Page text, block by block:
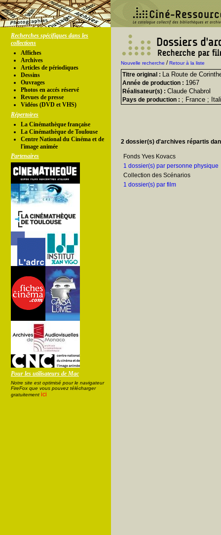
Recherches spécifiques dans les
collections
Affiches
Archives
Articles de périodiques
Dessins
Ouvrages
Photos en accés réservé
Revues de presse
Vidéos (DVD et VHS)
Répertoires
La Cinémathèque française
La Cinémathèque de Toulouse
Centre National du Cinéma et de
l'image animée
Partenaires
Pour les utilisateurs de Mac
Notre site est optimisé pour le navigateur
FireFox que vous pouvez télécharger
gratuitement ici
Nouvelle recherche /Retour à la liste
Titre original : La Route de
Année de production : 1967
Réalisateur(s) : Claude Chabrol
Pays de production : ; France ;
2 dossier(s) d'archives répartis
Fonds Yves Kovacs
1 dossier(s) par personne physique
Collection des Scénarios
1 dossier(s) par film